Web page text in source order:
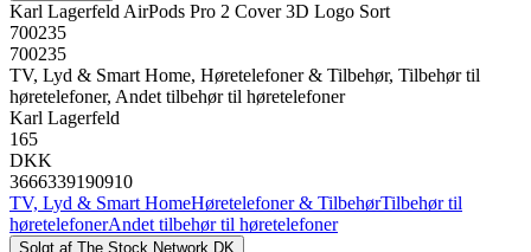
Karl Lagerfeld AirPods Pro 2 Cover 3D Logo Sort
700235
700235
TV, Lyd & Smart Home, Høretelefoner & Tilbehør, Tilbehør til
høretelefoner, Andet tilbehør til høretelefoner
Karl Lagerfeld
165
DKK
3666339190910
TV, Lyd & Smart HomeHøretelefoner & TilbehørTilbehør til
høretelefonerAndet tilbehør til høretelefoner
Solgt af The Stock Network DK